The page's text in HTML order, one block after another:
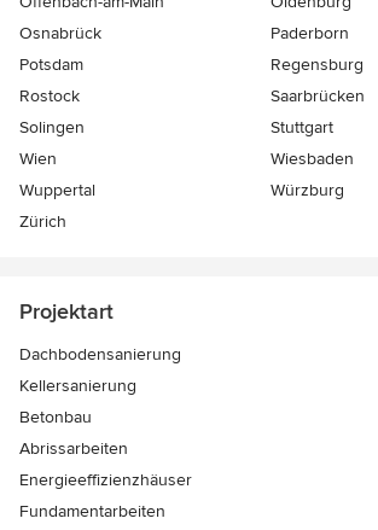
Osnabrück
Paderborn
Potsdam
Regensburg
Rostock
Saarbrücken
Solingen
Stuttgart
Wien
Wiesbaden
Wuppertal
Würzburg
Zürich
Projektart
Dachbodensanierung
Kellersanierung
Betonbau
Abrissarbeiten
Energieeffizienzhäuser
Fundamentarbeiten